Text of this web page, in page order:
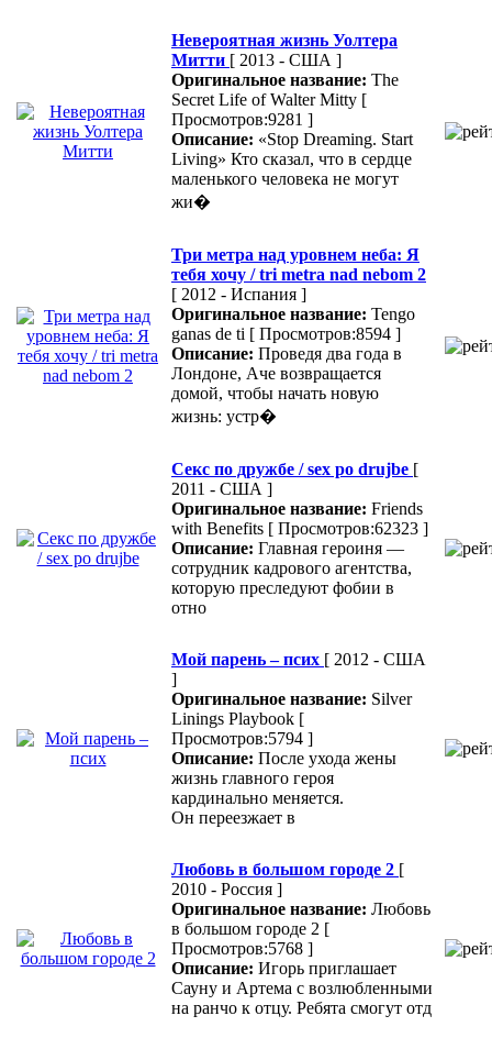
Невероятная жизнь Уолтера
Митти [ 2013 - США ]
Оригинальное название: The
Secret Life of Walter Mitty [
Просмотров:9281 ]
Описание: «Stop Dreaming. Start
Living» Кто сказал, что в сердце
маленького человека не могут
жи�
Три метра над уровнем неба: Я
тебя хочу / tri metra nad nebom 2
[ 2012 - Испания ]
Оригинальное название: Tengo
ganas de ti [ Просмотров:8594 ]
Описание: Проведя два года в
Лондоне, Аче возвращается
домой, чтобы начать новую
жизнь: устр�
Секс по дружбе / sex po drujbe [
2011 - США ]
Оригинальное название: Friends
with Benefits [ Просмотров:62323 ]
Описание: Главная героиня —
сотрудник кадрового агентства,
которую преследуют фобии в
отно
Мой парень – псих [ 2012 - США
]
Оригинальное название: Silver
Linings Playbook [
Просмотров:5794 ]
Описание: После ухода жены
жизнь главного героя
кардинально меняется.
Он переезжает в
Любовь в большом городе 2 [
2010 - Россия ]
Оригинальное название: Любовь
в большом городе 2 [
Просмотров:5768 ]
Описание: Игорь приглашает
Сауну и Артема с возлюбленными
на ранчо к отцу. Ребята смогут отд